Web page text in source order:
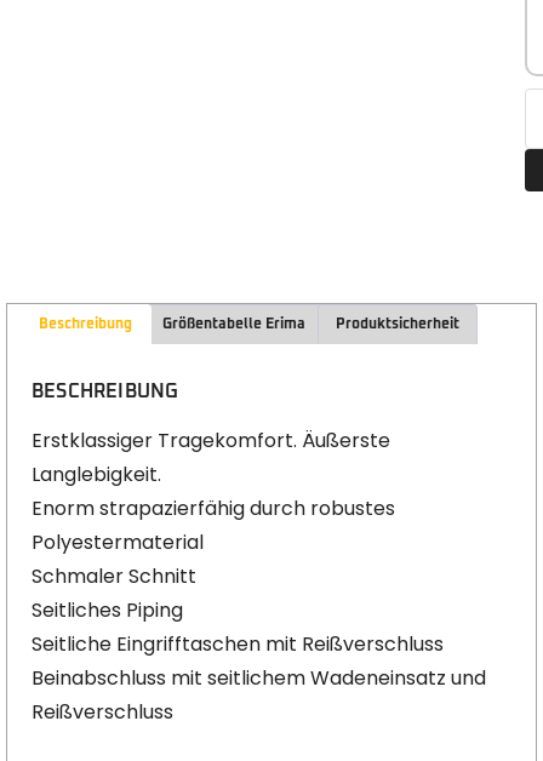
Beschreibung Größentabelle Erima Produktsicherheit
BESCHREIBUNG
Erstklassiger Tragekomfort. Äußerste
Langlebigkeit.
Enorm strapazierfähig durch robustes
Polyestermaterial
Schmaler Schnitt
Seitliches Piping
Seitliche Eingrifftaschen mit Reißverschluss
Beinabschluss mit seitlichem Wadeneinsatz und
Reißverschluss